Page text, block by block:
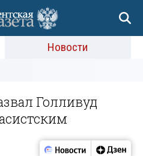
Новости
Голливуд